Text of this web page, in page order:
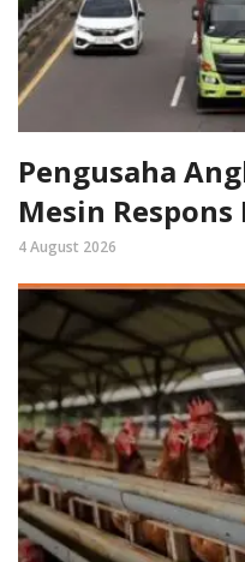
Pengusaha
Mesin
4 August 2026